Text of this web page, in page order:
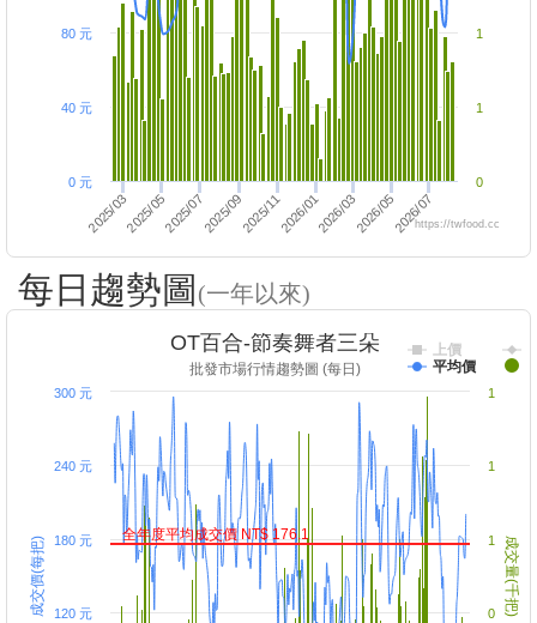
2025/032025/052025/072025/092025/112026/012026/032026/052026/07
0 元
40 元
80 元
0
1
1
https://twfood.cc
每日趨勢圖 (一年以來)
成交價(每把) 成交量(千把)
OT百合-節奏舞者三朵
批發市場行情趨勢圖 (每日)
上價
平均價
120 元
180 元
240 元
300 元
0
1
1
1
全年度平均成交價 NT$ 176.1